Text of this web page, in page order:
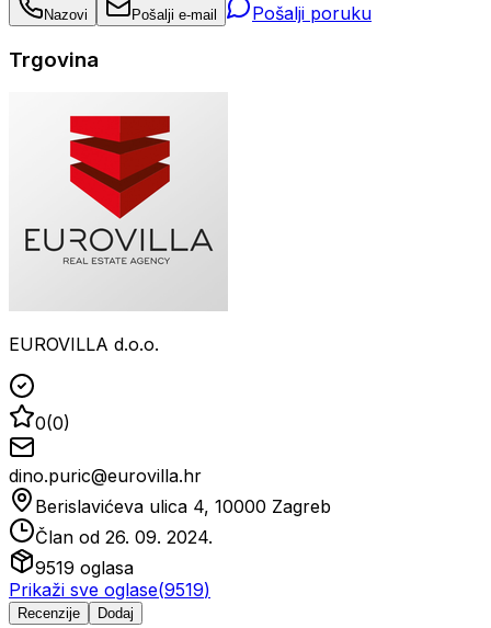
Nazovi Pošalji e-mail Pošalji poruku
Trgovina
EUROVILLA d.o.o.
0(0)
dino.puric@eurovilla.hr
Berislavićeva ulica 4, 10000 Zagreb
Član od 26. 09. 2024.
9519 oglasa
Prikaži sve oglase(9519)
Recenzije Dodaj